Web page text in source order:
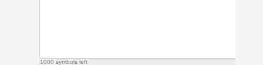
1000 symbols left